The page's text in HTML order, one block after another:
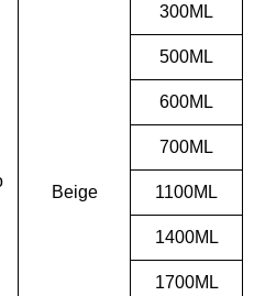
Beige
300ML
500ML
600ML
700ML
1100ML
1400ML
1700ML